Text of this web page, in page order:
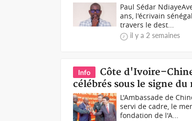
Paul Sédar
ans, l'écrivain
travers le dest...
il y a 2 semaines
Info
Côte
célébrés sous le signe
L'Ambassade de
servi de cadre, le
fondation de l'A...